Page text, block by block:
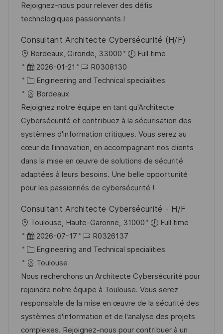
n
V
e
ö
f
f
e
n
t
l
i
c
h
u
n
g
i
e
Rejoignez-nous pour relever des défis
technologiques passionnants !
Consultant Architecte Cybersécurité (H/F)
O
r
t
Bordeaux, Gironde, 33000
Full time
D
a
t
u
m
d
e
r
V
e
ö
f
f
e
n
t
l
i
c
2026-01-21
J
o
-
D
R0308130
K
a
t
e
g
o
r
i
e
Engineering and Technical specialities
Bordeaux
Rejoignez notre équipe en tant qu'Architecte
Cybersécurité et contribuez à la sécurisation des
systèmes d'information critiques. Vous serez au
cœur de l'innovation, en accompagnant nos clients
dans la mise en œuvre de solutions de sécurité
adaptées à leurs besoins. Une belle opportunité
pour les passionnés de cybersécurité !
Consultant Architecte Cybersécurité - H/F
O
r
t
Toulouse, Haute-Garonne, 31000
Full time
D
a
t
u
m
d
e
r
2026-07-17
J
o
-
I
D
R0326137
K
a
t
e
g
o
r
Engineering and Technical specialities
Toulouse
Nous recherchons un Architecte Cybersécurité pour
rejoindre notre équipe à Toulouse. Vous serez
responsable de la mise en œuvre de la sécurité des
systèmes d'information et de l'analyse des projets
complexes. Rejoignez-nous pour contribuer à un